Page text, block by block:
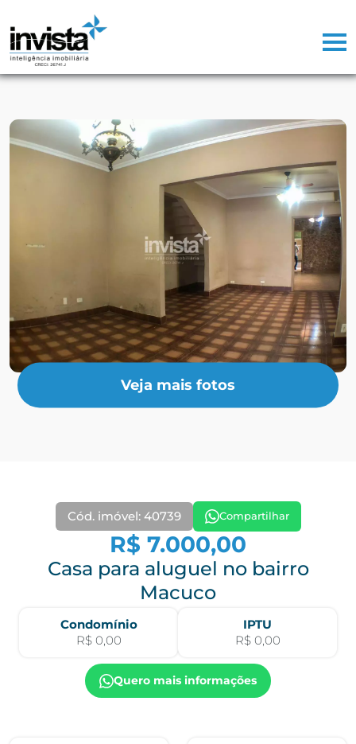
Veja mais fotos
Cód. imóvel: 40739 Compartilhar
R$ 7.000,00
Casa para aluguel no bairro
Macuco
Condomínio
R$ 0,00
IPTU
R$ 0,00
Quero mais informações